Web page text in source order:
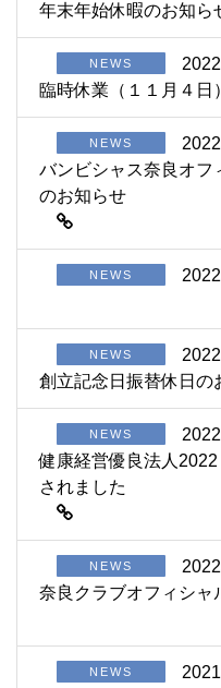
年末年始休暇のお知ら
NEWS
臨時休業（１１月４日
NEWS
バンビシャス奈良オフ
のお知らせ
NEWS
NEWS
創立記念日振替休日の
NEWS
健康経営優良法人
されました
NEWS
奈良クラブオフィシャ
NEWS